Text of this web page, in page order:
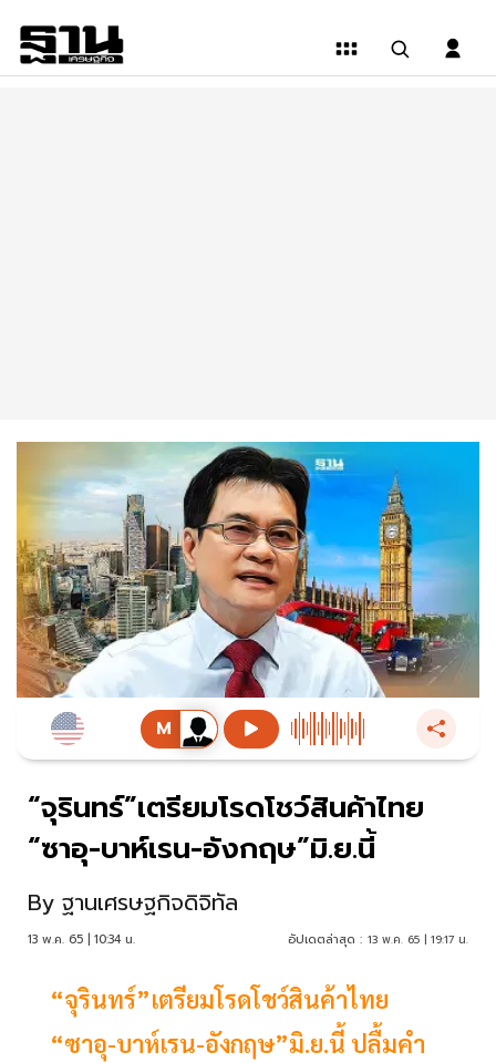
“จุรินทร์”เตรียมโรดโชว์สินค้าไทย
“ซาอุ-บาห์เรน-อังกฤษ”มิ.ย.นี้
By ฐานเศรษฐกิจดิจิทัล
13 พ.ค. 65 | 10:34 น. อัปเดตล่าสุด : 13 พ.ค. 65 | 19:17 น.
“จุรินทร์”เตรียมโรดโชว์สินค้าไทย
“ซาอุ-บาห์เรน-อังกฤษ”มิ.ย.นี้ ปลื้มคำ